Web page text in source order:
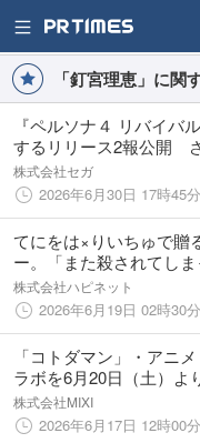
「釘宮理恵」に関
『ペルソナ４ リバイバ
するリリース2報公開
RUNWAY」に久慈川り
株式会社セガ
2026年6月30日 17時45分
てにをは×りいちゅで贈
ー。「また殺されてし
様」Blu-ray BOXが2026
売決定！
株式会社ハピネット
2026年6月19日 02時30分
「コトダマン」・アニ
ラボを6月20日（土）よ
株式会社MIXI
2026年6月17日 12時00分